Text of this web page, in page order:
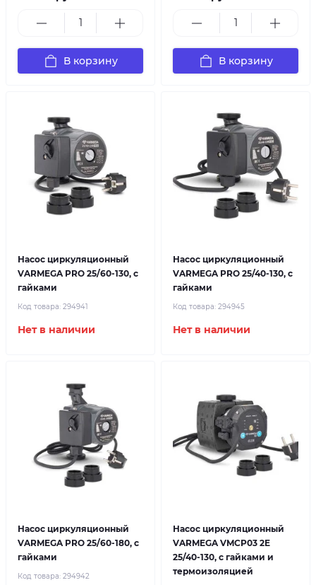
В корзину В корзину
Насос циркуляционный
VARMEGA PRO 25/60-130, с
гайками
Код товара: 294941
Нет в наличии
Насос циркуляционный
VARMEGA PRO 25/40-130, с
гайками
Код товара: 294945
Нет в наличии
Насос циркуляционный
VARMEGA PRO 25/60-180, с
гайками
Код товара: 294942
Насос циркуляционный
VARMEGA VMCP03 2E
25/40-130, с гайками и
термоизоляцией